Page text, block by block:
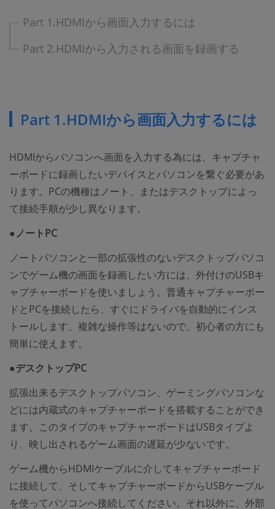
Part 1.HDMIから画面入力するには
Part 2.HDMIから入力される画面を録画する
Part 1.HDMIから画面入力するには
HDMIからパソコンへ画面を入力する為には、キャプチャ
ーボードに録画したいデバイスとパソコンを繋ぐ必要があ
ります。PCの機種はノート、またはデスクトップによっ
て接続手順が少し異なります。
●ノートPC
ノートパソコンと一部の拡張性のないデスクトップパソコ
ンでゲーム機の画面を録画したい方には、外付けのUSBキ
ャプチャーボードを使いましょう。普通キャプチャーボー
ドとPCを接続したら、すぐにドライバを自動的にインス
トールします、複雑な操作等はないので、初心者の方にも
簡単に使えます。
●デスクトップPC
拡張出来るデスクトップパソコン、ゲーミングパソコンな
どには内蔵式のキャプチャーボードを搭載することができ
ます。このタイプのキャプチャーボードはUSBタイプよ
り、映し出されるゲーム画面の遅延が少ないです。
ゲーム機からHDMIケーブルに介してキャプチャーボード
に接続して、そしてキャプチャーボードからUSBケーブル
を使ってパソコンへ接続してください。それ以外に、外部